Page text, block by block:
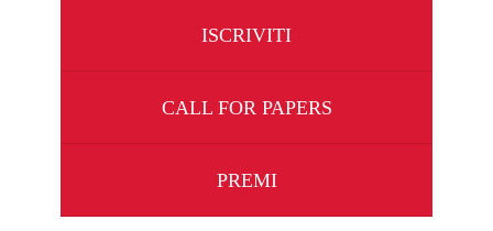
ISCRIVITI
CALL FOR PAPERS
PREMI